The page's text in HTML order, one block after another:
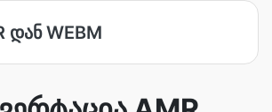
დან WEBM